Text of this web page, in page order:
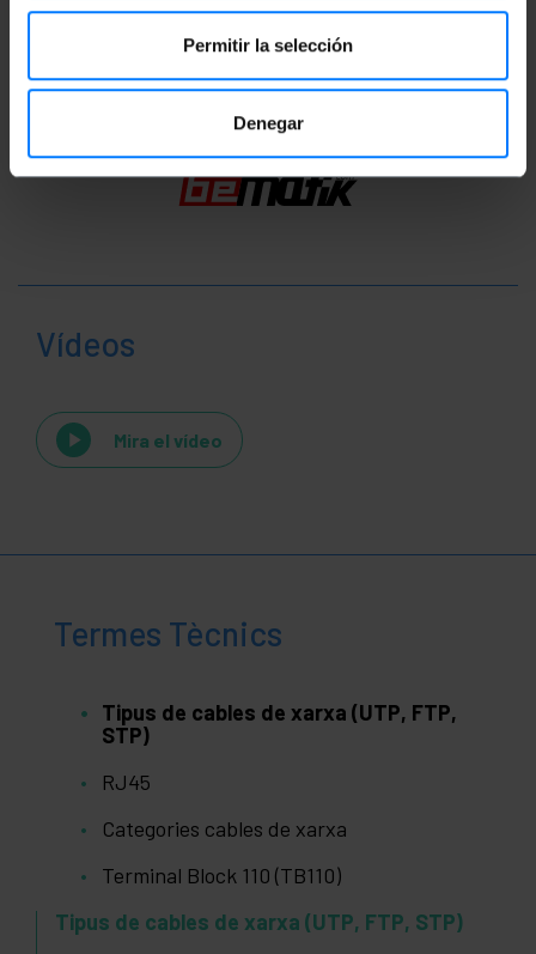
Permitir la selección
Denegar
Vídeos
Mira el vídeo
Termes Tècnics
Tipus de cables de xarxa (UTP, FTP,
STP)
RJ45
Categories cables de xarxa
Terminal Block 110 (TB110)
Tipus de cables de xarxa (UTP, FTP, STP)